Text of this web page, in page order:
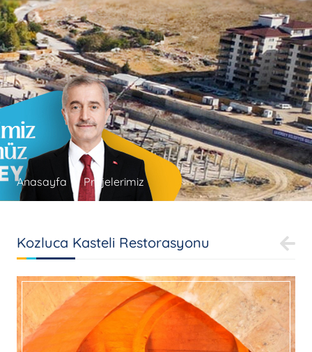
Anasayfa Projelerimiz
Kozluca Kasteli Restorasyonu